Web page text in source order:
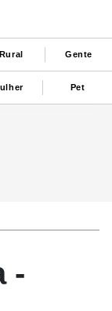
Rural Gente
Pet
-